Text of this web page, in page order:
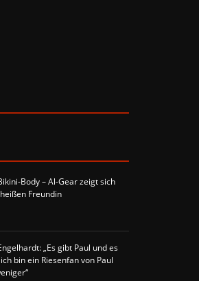
Body – Al-Gear zeigt sich
Freundin
„Es gibt Paul und es
bin ein Riesenfan von Paul